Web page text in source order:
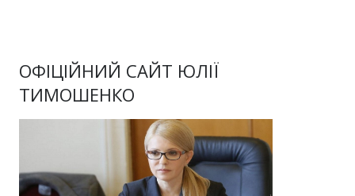
ОФІЦІЙНИЙ САЙТ ЮЛІЇ
ТИМОШЕНКО